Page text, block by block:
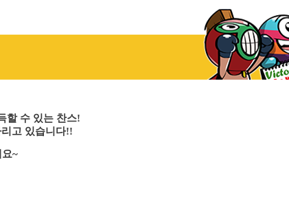
할 수 있는 찬스!
고 있습니다!!
~